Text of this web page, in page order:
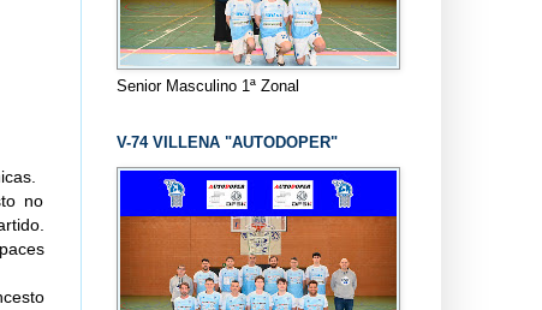
no
Senior Masculino 1ª Zonal
V-74 VILLENA "AUTODOPER"